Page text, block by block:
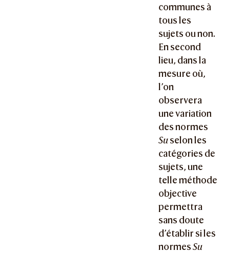
communes à
tous les
sujets ou non.
En second
lieu, dans la
mesure où,
l’on
observera
une variation
des normes
Suselon les
catégories de
sujets, une
telle méthode
objective
permettra
sans doute
d’établir si les
normesSu